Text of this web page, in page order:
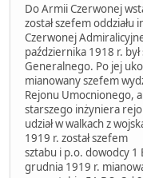
Do Armii Czerwonej
został szefem
Czerwonej
października 1918 r.
Generalnego. Po jej
mianowany szefem
Rejonu Umocnionego,
starszego inżyniera
udział w walkach z
1919 r. został szefem
sztabu i p.o. dowodcy 1
grudnia 1919 r.